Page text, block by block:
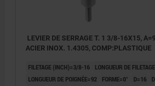
LEVIER DE SERRAGE T. 1 3/8-16X15,
ACIER INOX. 1.4305, COMP:PLASTIQUE
FILETAGE (INCH)=3/8-16
LONGUEUR DE
LONGUEUR DE POIGNÉE=92
FORME=0° D=16